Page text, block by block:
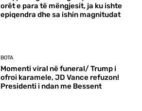
orët e para të mëngjesit, ja ku ishte
epiqendra dhe sa ishin magnitudat
BOTA
Momenti viral në funeral/ Trump i
ofroi karamele, JD Vance refuzon!
Presidenti i ndan me Bessent